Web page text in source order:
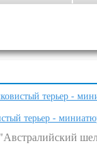
терьер -
терьер -